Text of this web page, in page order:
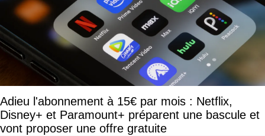
Adieu l'abonnement à 15€ par mois : Netflix,
Disney+ et Paramount+ préparent une bascule et
vont proposer une offre gratuite